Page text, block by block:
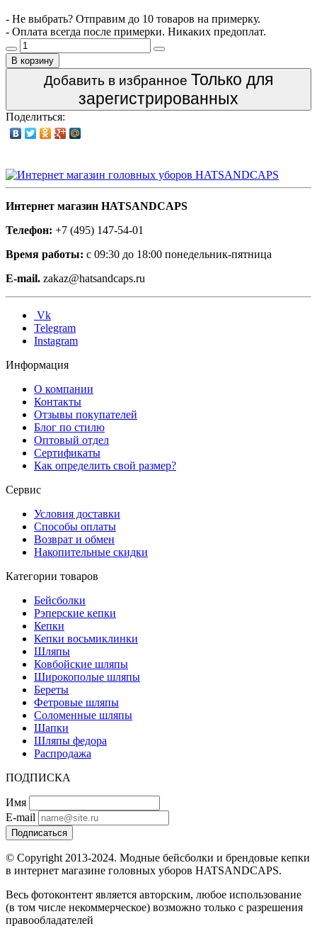
- Не выбрать? Отправим до 10 товаров на примерку.
- Оплата всегда после примерки. Никаких предоплат.
В корзину
Добавить в избранное Только для
зарегистрированных
Поделиться:
Интернет магазин HATSANDCAPS
Телефон: +7 (495) 147-54-01
Время работы: с 09:30 до 18:00 понедельник-пятница
E-mail. zakaz@hatsandcaps.ru
Vk
Telegram
Instagram
Информация
О компании
Контакты
Отзывы покупателей
Блог по стилю
Оптовый отдел
Сертификаты
Как определить свой размер?
Сервис
Условия доставки
Способы оплаты
Возврат и обмен
Накопительные скидки
Категории товаров
Бейсболки
Рэперские кепки
Кепки
Кепки восьмиклинки
Шляпы
Ковбойские шляпы
Широкополые шляпы
Береты
Фетровые шляпы
Соломенные шляпы
Шапки
Шляпы федора
Распродажа
ПОДПИСКА
Имя
E-mail
Подписаться
© Copyright 2013-2024. Модные бейсболки и брендовые кепки
в интернет магазине головных уборов HATSANDCAPS.
Весь фотоконтент является авторским, любое использование
(в том числе некоммерческое) возможно только с разрешения
правообладателей